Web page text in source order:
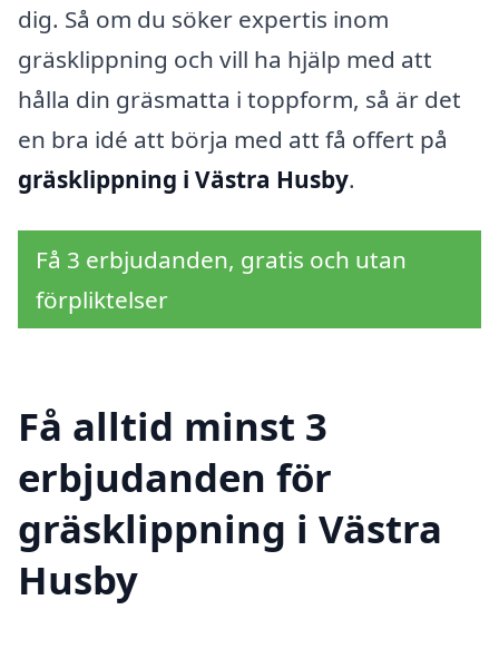
dig. Så om du söker expertis inom
gräsklippning och vill ha hjälp med att
hålla din gräsmatta i toppform, så är det
en bra idé att börja med att få offert på
gräsklippning i Västra Husby.
Få 3 erbjudanden, gratis och utan
förpliktelser
Få alltid minst 3
erbjudanden för
gräsklippning i Västra
Husby